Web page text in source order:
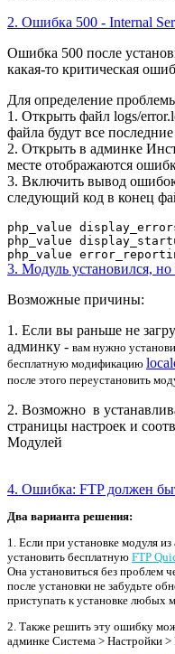
2. Ошибка 500 - Internal
Ошибка 500 после
какая-то критическая
Для определение
1. Открыть файл logs/
файла будут все
2. Открыть в админке
месте отображаются
3. Включить вывод
следующий код в конец
php_value
php_value
php_value
3. Модуль установился, но
Возможные причины:
1. Если вы раньше не
админку - вам нужно
бесплатную модификацию
после этого переустановить
2. Возможно в
страницы настроек и
Модулей
4. Ошибка: FTP должен
Два варианта решения:
1. Если при установке модуля
установить бесплатную FTP
Она установиться без проблем
после установки не забудьте
приступать к установке любых
2. Также решить эту ошибку
админке Система > Настройки >